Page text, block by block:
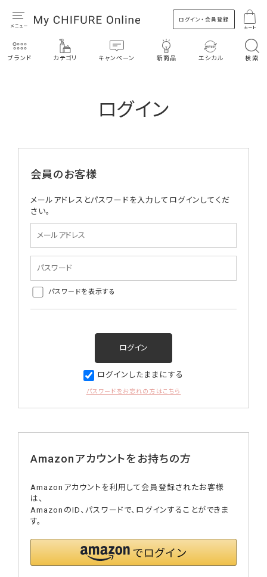
ログイン・会員登録
カート
ブランド カテゴリ キャンペーン 新商品 エシカル 検索
ログイン
会員のお客様
メールアドレスとパスワードを入力してログインしてくだ
さい。
パスワードを表示する
ログインしたままにする
パスワードをお忘れの方はこちら
Amazonアカウントをお持ちの方
Amazonアカウントを利用して会員登録されたお客様
は、
AmazonのID、パスワードで、ログインすることができま
す。